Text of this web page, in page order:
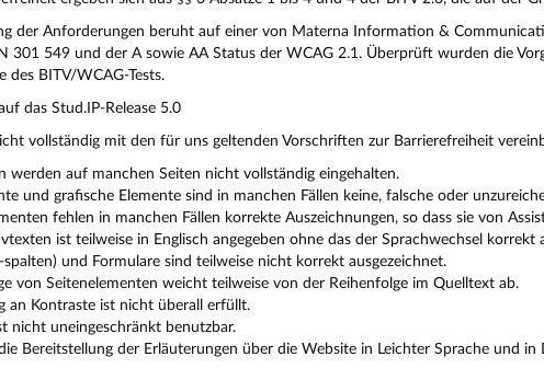
der Anforderungen beruht auf einer von Materna Information &
301 549 und der A sowie AA Status der WCAG 2.1. Überprüft wurden die
des BITV/WCAG-Tests.
das Stud.IP-Release 5.0
vollständig mit den für uns geltenden Vorschriften zur Barrierefreiheit
werden auf manchen Seiten nicht vollständig eingehalten.
und grafische Elemente sind in manchen Fällen keine, falsche oder
fehlen in manchen Fällen korrekte Auszeichnungen, so dass sie von
ist teilweise in Englisch angegeben ohne das der Sprachwechsel korrekt
spalten) und Formulare sind teilweise nicht korrekt ausgezeichnet.
von Seitenelementen weicht teilweise von der Reihenfolge im Quelltext ab.
an Kontraste ist nicht überall erfüllt.
nicht uneingeschränkt benutzbar.
Bereitstellung der Erläuterungen über die Website in Leichter Sprache und in